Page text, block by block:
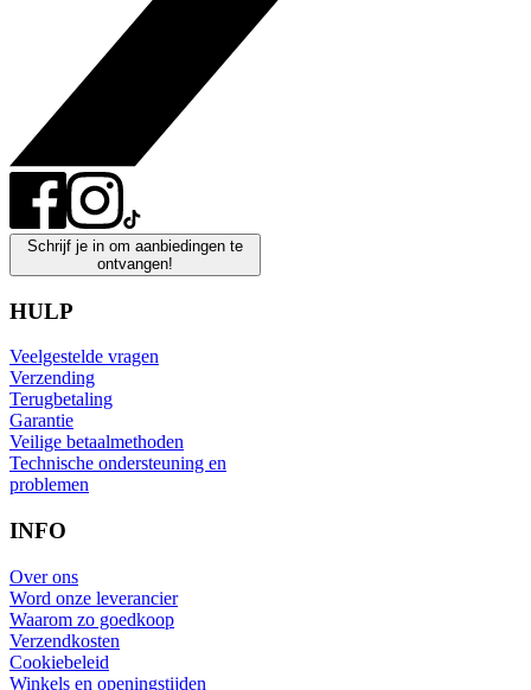
Schrijf je in om aanbiedingen te
ontvangen!
HULP
Veelgestelde vragen
Verzending
Terugbetaling
Garantie
Veilige betaalmethoden
Technische ondersteuning en
problemen
INFO
Over ons
Word onze leverancier
Waarom zo goedkoop
Verzendkosten
Cookiebeleid
Winkels en openingstijden